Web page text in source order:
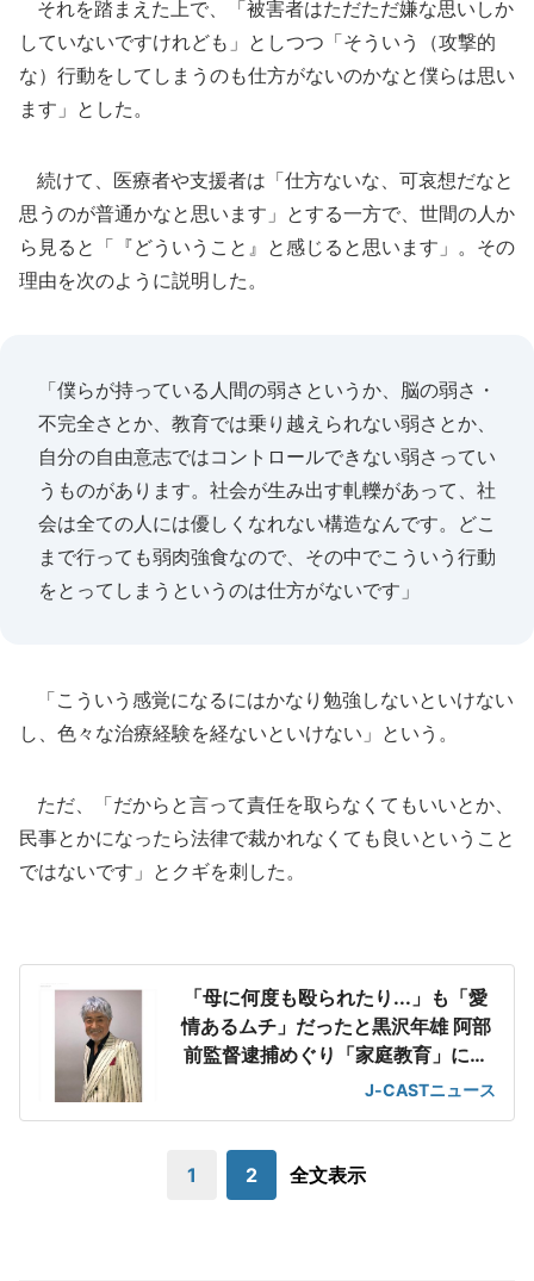
それを踏まえた上で、「被害者はただただ嫌な思いしか
していないですけれども」としつつ「そういう（攻撃的
な）行動をしてしまうのも仕方がないのかなと僕らは思い
ます」とした。
続けて、医療者や支援者は「仕方ないな、可哀想だなと
思うのが普通かなと思います」とする一方で、世間の人か
ら見ると「『どういうこと』と感じると思います」。その
理由を次のように説明した。
「僕らが持っている人間の弱さというか、脳の弱さ・
不完全さとか、教育では乗り越えられない弱さとか、
自分の自由意志ではコントロールできない弱さってい
うものがあります。社会が生み出す軋轢があって、社
会は全ての人には優しくなれない構造なんです。どこ
まで行っても弱肉強食なので、その中でこういう行動
をとってしまうというのは仕方がないです」
「こういう感覚になるにはかなり勉強しないといけない
し、色々な治療経験を経ないといけない」という。
ただ、「だからと言って責任を取らなくてもいいとか、
民事とかになったら法律で裁かれなくても良いということ
ではないです」とクギを刺した。
「母に何度も殴られたり...」も「愛
情あるムチ」だったと黒沢年雄 阿部
前監督逮捕めぐり「家庭教育」に私
J-CASTニュース
1 2 全文表示